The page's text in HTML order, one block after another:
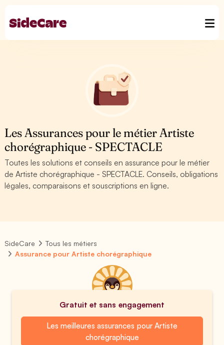
Les Assurances pour le métier Artiste
chorégraphique - SPECTACLE
Toutes les solutions et conseils en assurance pour le métier
de Artiste chorégraphique - SPECTACLE. Conseils, obligations
légales, comparaisons et souscriptions en ligne.
SideCare
Tous les métiers
Assurance pour Artiste chorégraphique
Gratuit et sans engagement
Les meilleures assurances pour Artiste
chorégraphique